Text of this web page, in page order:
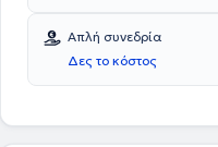
Απλή συνεδρία
Δες το κόστος